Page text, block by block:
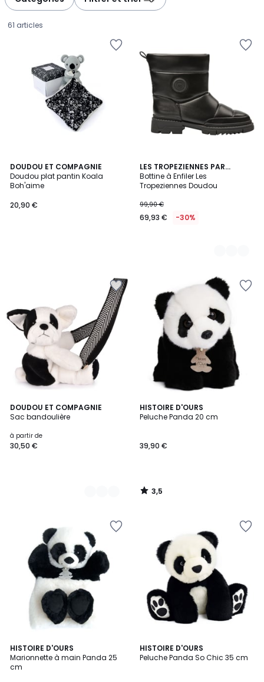
61 articles
DOUDOU ET COMPAGNIE
Doudou plat pantin Koala
Boh'aime
€.
20,90 €
LES TROPEZIENNES PAR
M.BELARBI
Bottine à Enfiler Les
Tropeziennes Doudou
99,90 €
69,93 € -30%
3
Couleurs
DOUDOU ET COMPAGNIE
Sac bandoulière
à partir de
30,50 €
3
Couleurs
HISTOIRE D'OURS
Peluche Panda 20 cm
39,90 €
3,5
/ 5
3,5
/
HISTOIRE D'OURS
Marionnette à main Panda 25
cm
5
/
5
HISTOIRE D'OURS
Peluche Panda So Chic 35 cm
2,5
/ 5